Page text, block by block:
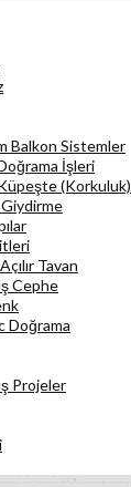
Balkon Sistemler
İşleri
(Korkuluk)
Tavan
Cephe
Doğrama
Projeler